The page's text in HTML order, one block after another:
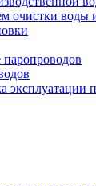
очистки воды
эксплуатации